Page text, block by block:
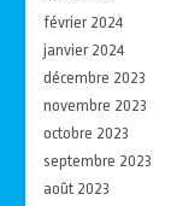
février 2024
janvier 2024
décembre 2023
novembre 2023
octobre 2023
septembre 2023
août 2023